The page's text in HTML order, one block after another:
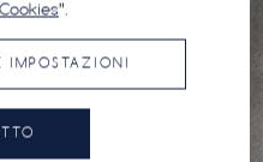
”.
IMPOSTAZIONI